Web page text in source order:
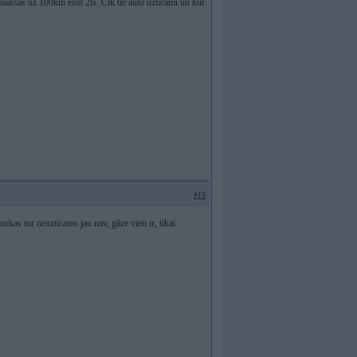
uz 100km esot 2ls. Cik tie auto uzticami un kur
#13
tur neuzticams jau nav, gāze vien ir, tikai